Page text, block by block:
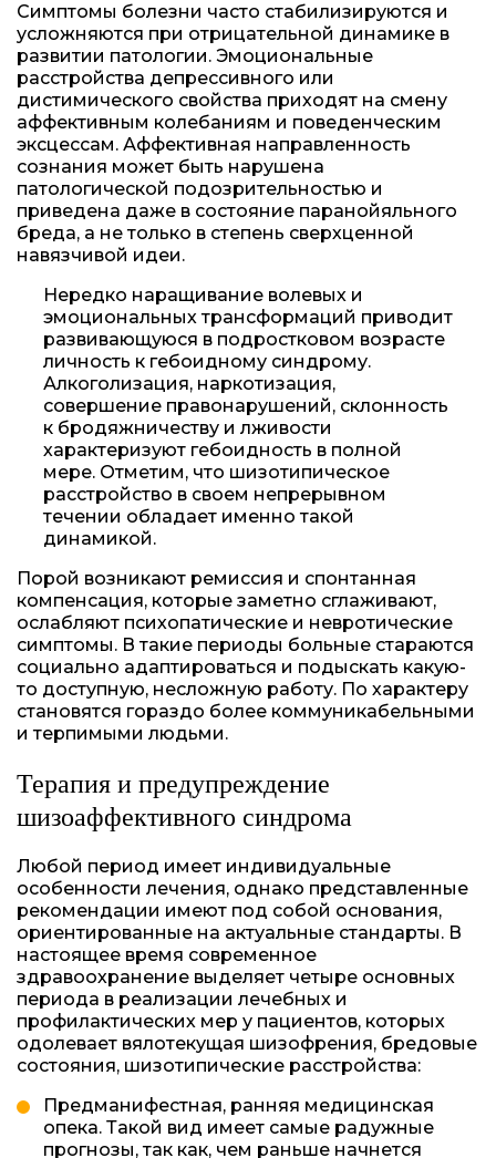
Симптомы болезни часто стабилизируются и
усложняются при отрицательной динамике в
развитии патологии. Эмоциональные
расстройства депрессивного или
дистимического свойства приходят на смену
аффективным колебаниям и поведенческим
эксцессам. Аффективная направленность
сознания может быть нарушена
патологической подозрительностью и
приведена даже в состояние паранойяльного
бреда, а не только в степень сверхценной
навязчивой идеи.
Нередко наращивание волевых и
эмоциональных трансформаций приводит
развивающуюся в подростковом возрасте
личность к гебоидному синдрому.
Алкоголизация, наркотизация,
совершение правонарушений, склонность
к бродяжничеству и лживости
характеризуют гебоидность в полной
мере. Отметим, что шизотипическое
расстройство в своем непрерывном
течении обладает именно такой
динамикой.
Порой возникают ремиссия и спонтанная
компенсация, которые заметно сглаживают,
ослабляют психопатические и невротические
симптомы. В такие периоды больные стараются
социально адаптироваться и подыскать какую-
то доступную, несложную работу. По характеру
становятся гораздо более коммуникабельными
и терпимыми людьми.
Терапия и предупреждение
шизоаффективного синдрома
Любой период имеет индивидуальные
особенности лечения, однако представленные
рекомендации имеют под собой основания,
ориентированные на актуальные стандарты. В
настоящее время современное
здравоохранение выделяет четыре основных
периода в реализации лечебных и
профилактических мер у пациентов, которых
одолевает вялотекущая шизофрения, бредовые
состояния, шизотипические расстройства:
Предманифестная, ранняя медицинская
опека. Такой вид имеет самые радужные
прогнозы, так как, чем раньше начнется